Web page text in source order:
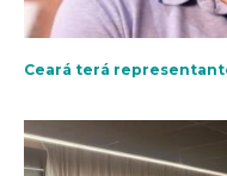
Ceará terá